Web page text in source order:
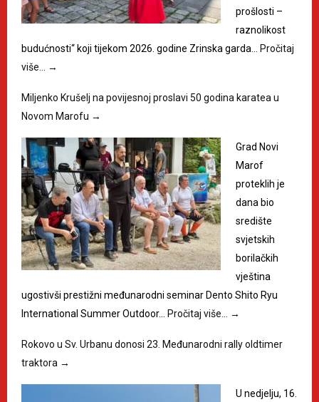
prošlosti –
raznolikost
budućnosti“ koji tijekom 2026. godine Zrinska garda…
Pročitaj
više…
→
Miljenko Krušelj na povijesnoj proslavi 50 godina karatea u
Novom Marofu →
Grad Novi
Marof
proteklih je
dana bio
središte
svjetskih
borilačkih
vještina
ugostivši prestižni međunarodni seminar Dento Shito Ryu
International Summer Outdoor…
Pročitaj više… →
Rokovo u Sv. Urbanu donosi 23. Međunarodni rally oldtimer
traktora →
U nedjelju, 16.